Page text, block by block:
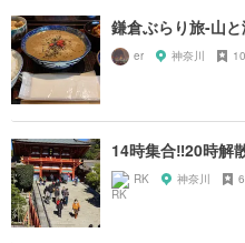
鎌倉ぶらり旅-山
er 神奈川 10
14時集合‼︎20時解
RK 神奈川 6